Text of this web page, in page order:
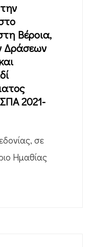
Βέροια,
Δράσεων
2021-
σε
Ημαθίας